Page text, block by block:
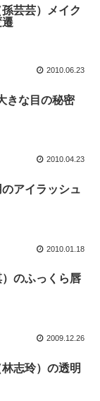
芸芸）メイク
遷
2010.06.23
な目の秘密
2010.04.23
アイラッシュ
2010.01.18
のふっくら唇
2009.12.26
志玲）の透明